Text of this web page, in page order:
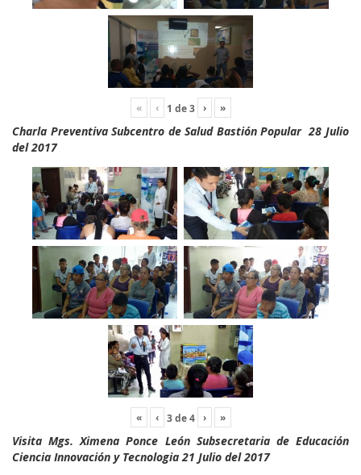
« ‹ 1 de3 › »
Charla Preventiva Subcentro de Salud Bastión Popular 28 Julio
del 2017
« ‹ 3de4 › »
Visita Mgs. Ximena Ponce León Subsecretaria de Educación
Ciencia Innovación y Tecnologia 21 Julio del 2017